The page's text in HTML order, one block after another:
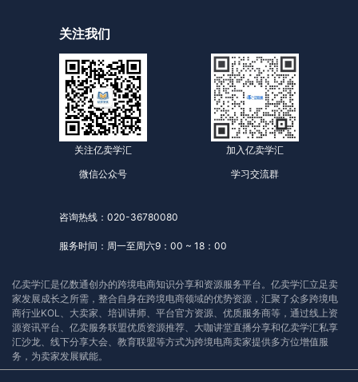
关注我们
关注亿卖学汇
微信公众号
加入亿卖学汇
学习交流群
咨询热线：020-36780080
服务时间：周一至周六9：00 ~ 18：00
亿卖学汇是亿数通创办的跨境电商知识分享和资源服务平台。亿卖学汇立足卖
家发展成长之所需，整合自身在跨境电商领域的优势资源，汇聚了众多跨境电
商行业KOL、大卖家、培训讲师、平台官方资源、优质服务商等，通过线上资
源资讯平台、亿卖服务联盟优质资源推荐、大咖讲堂直播分享和亿卖学汇私享
汇沙龙、线下分享大会、教育联盟等方式为跨境电商卖家提供多方位增值服
务，为卖家发展赋能。